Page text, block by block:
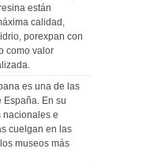
están
calidad,
porexpan con
como valor
es una de las
España. En su
nacionales e
cuelgan en las
museos más